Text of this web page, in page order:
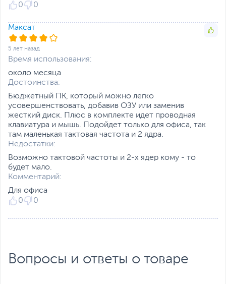
0
0
Максат
5 лет назад
Время использования:
около месяца
Достоинства:
Бюджетный ПК, который можно легко
усовершенствовать, добавив ОЗУ или заменив
жесткий диск. Плюс в комплекте идет проводная
клавиатура и мышь. Подойдет только для офиса, так
там маленькая тактовая частота и 2 ядра.
Недостатки:
Возможно тактовой частоты и 2-х ядер кому - то
будет мало.
Комментарий:
Для офиса
0
0
Вопросы и ответы о товаре